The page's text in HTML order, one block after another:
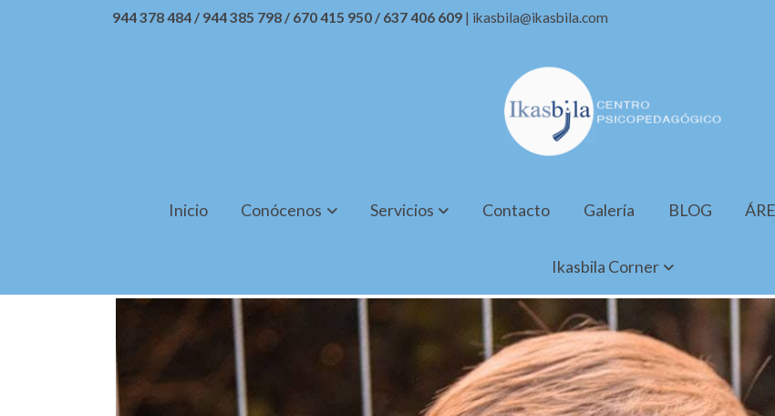
944 378 484 / 944 385 798 / 670 415 950 / 637 406 609 | ikasbila@ikasbila.com
Inicio Conócenos Servicios Contacto Galería BLOG
Ikasbila Corner